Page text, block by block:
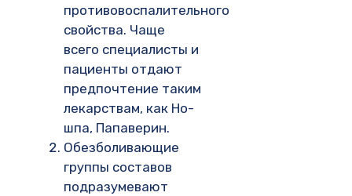
противовоспалительного
свойства. Чаще
всего специалисты и
пациенты отдают
предпочтение таким
лекарствам, как Но-
шпа, Папаверин.
Обезболивающие
группы составов
подразумевают